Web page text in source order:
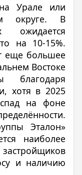
Урале или
округе. В
ожидается
на 10-15%.
еще большее
Востоке
благодаря
хотя в 2025
на фоне
Эталон»
наиболее
и наличию